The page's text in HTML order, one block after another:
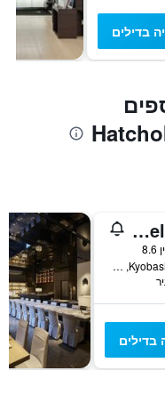
בדילים
Mitsui Garden Hotel Kyobashi
1-3-6 Kyobashi, Chuo-ku, טוקיו, יפן
בדילים